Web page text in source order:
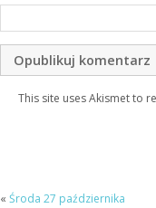
This site uses Akismet to
« Środa 27 października